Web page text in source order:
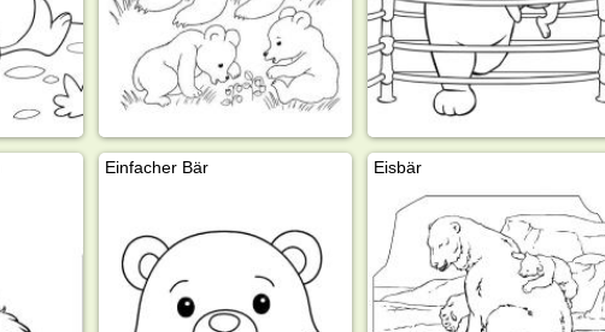
Einfacher Bär Eisbär